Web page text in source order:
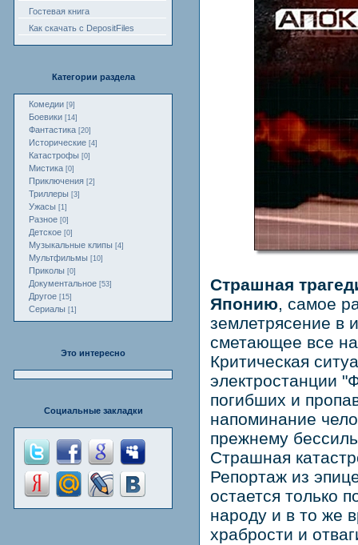
Гостевая книга
Как скачать с DepositFiles
Категории раздела
Комедии [9]
Боевики [14]
Фантастика [20]
Исторические [4]
Катастрофы [0]
Мистика [0]
Приключения [2]
Триллеры [3]
Ужасы [1]
Разное [0]
Детское [0]
Музыкальные клипы [4]
Мультфильмы [10]
Приколы [0]
Документальное [53]
Другое [15]
Сериалы [1]
Это интересно
Социальные закладки
Страшная
Японию, самое
землетрясение в
сметающее все
Критическая
электростанции
погибших и
напоминание
прежнему
Страшная
Репортаж из
остается только
народу и в то же
храбрости и